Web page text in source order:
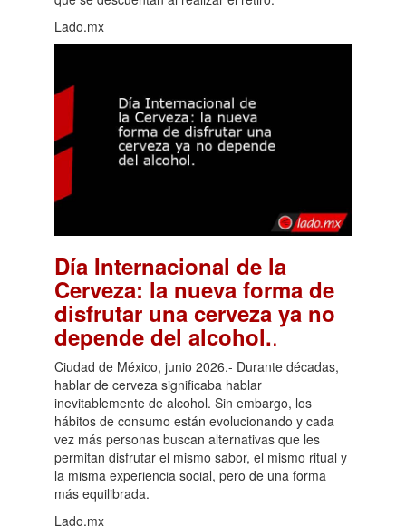
Lado.mx
Día Internacional de la
Cerveza: la nueva forma de
disfrutar una cerveza ya no
depende del alcohol..
Ciudad de México, junio 2026.- Durante décadas,
hablar de cerveza significaba hablar
inevitablemente de alcohol. Sin embargo, los
hábitos de consumo están evolucionando y cada
vez más personas buscan alternativas que les
permitan disfrutar el mismo sabor, el mismo ritual y
la misma experiencia social, pero de una forma
más equilibrada.
Lado.mx